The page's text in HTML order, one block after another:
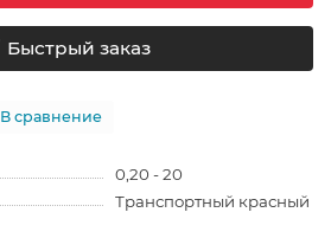
Быстрый заказ
В сравнение
0,20 - 20
Транспортный красный